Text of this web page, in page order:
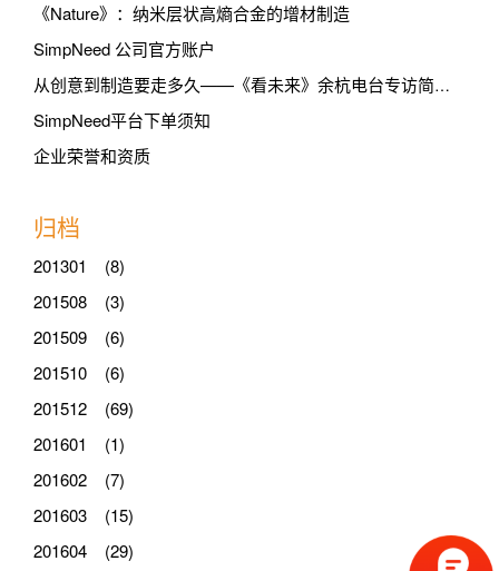
《Nature》：纳米层状高熵合金的增材制造
SimpNeed 公司官方账户
从创意到制造要走多久——《看未来》余杭电台专访简需SimpNeed 3D打印工厂
SimpNeed平台下单须知
企业荣誉和资质
归档
201301 (8)
201508 (3)
201509 (6)
201510 (6)
201512 (69)
201601 (1)
201602 (7)
201603 (15)
201604 (29)